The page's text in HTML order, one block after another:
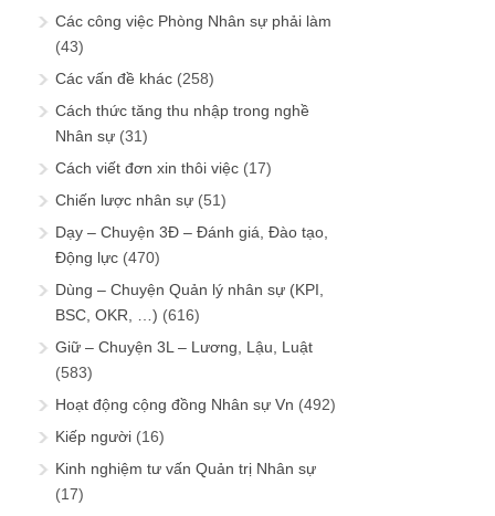
Các công việc Phòng Nhân sự phải làm
(43)
Các vấn đề khác (258)
Cách thức tăng thu nhập trong nghề
Nhân sự (31)
Cách viết đơn xin thôi việc (17)
Chiến lược nhân sự (51)
Dạy – Chuyện 3Đ – Đánh giá, Đào tạo,
Động lực (470)
Dùng – Chuyện Quản lý nhân sự (KPI,
BSC, OKR, …) (616)
Giữ – Chuyện 3L – Lương, Lậu, Luật
(583)
Hoạt động cộng đồng Nhân sự Vn (492)
Kiếp người (16)
Kinh nghiệm tư vấn Quản trị Nhân sự
(17)